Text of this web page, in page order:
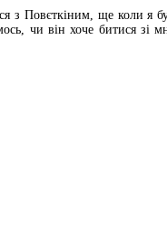
з Повєткіним, ще коли я
чи він хоче битися